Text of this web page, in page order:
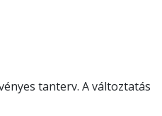
tanterv. A változtatás